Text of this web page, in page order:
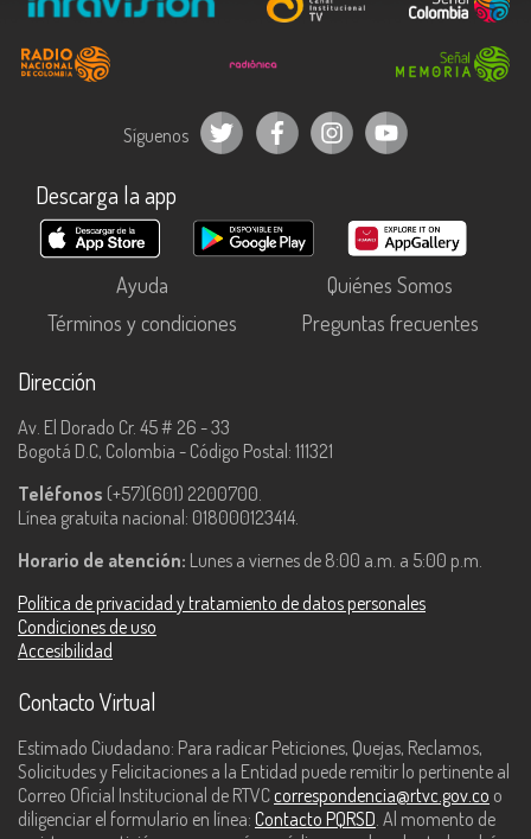
Síguenos
Descarga la app
Ayuda
Quiénes Somos
Términos y condiciones
Preguntas frecuentes
Dirección
Av. El Dorado Cr. 45 # 26 - 33
Bogotá D.C, Colombia - Código Postal: 111321
Teléfonos (+57)(601) 2200700.
Línea gratuita nacional: 018000123414.
Horario de atención: Lunes a viernes de 8:00 a.m. a 5:00 p.m.
Política de privacidad y tratamiento de datos personales
Condiciones de uso
Accesibilidad
Contacto Virtual
Estimado Ciudadano: Para radicar Peticiones, Quejas, Reclamos,
Solicitudes y Felicitaciones a la Entidad puede remitir lo pertinente al
Correo Oficial Institucional de RTVC correspondencia@rtvc.gov.co o
diligenciar el formulario en línea: Contacto PQRSD. Al momento de